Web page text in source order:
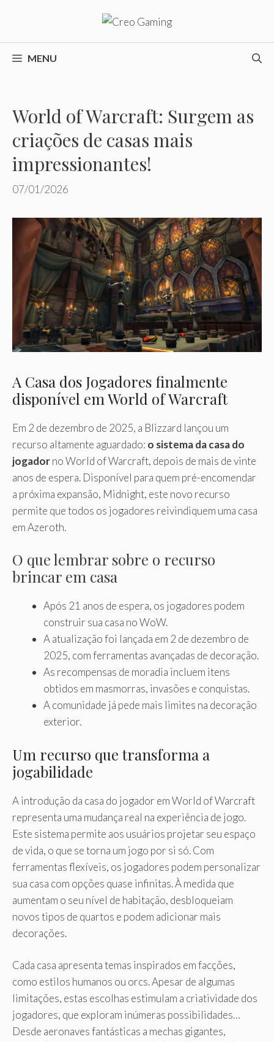
o
conteúdoMENU
World of Warcraft: Surgem as
criações de casas mais
impressionantes!
07/01/2026
A Casa dos Jogadores finalmente
disponível em World of Warcraft
Em 2 de dezembro de 2025, a Blizzard lançou um
recurso altamente aguardado: o sistema da casa do
jogadorno World of Warcraft, depois de mais de vinte
anos de espera. Disponível para quem pré-encomendar
a próxima expansão, Midnight, este novo recurso
permite que todos os jogadores reivindiquem uma casa
em Azeroth.
O que lembrar sobre o recurso
brincar em casa
Após 21 anos de espera, os jogadores podem
construir sua casa no WoW.
A atualização foi lançada em 2 de dezembro de
2025, com ferramentas avançadas de decoração.
As recompensas de moradia incluem itens
obtidos em masmorras, invasões e conquistas.
A comunidade já pede mais limites na decoração
exterior.
Um recurso que transforma a
jogabilidade
A introdução da casa do jogador em World of Warcraft
representa uma mudança real na experiência de jogo.
Este sistema permite aos usuários projetar seu espaço
de vida, o que se torna um jogo por si só. Com
ferramentas flexíveis, os jogadores podem personalizar
sua casa com opções quase infinitas. À medida que
aumentam o seu nível de habitação, desbloqueiam
novos tipos de quartos e podem adicionar mais
decorações.
Cada casa apresenta temas inspirados em facções,
como estilos humanos ou orcs. Apesar de algumas
limitações, estas escolhas estimulam a criatividade dos
jogadores, que exploram inúmeras possibilidades…
Desde aeronaves fantásticas a mechas gigantes,